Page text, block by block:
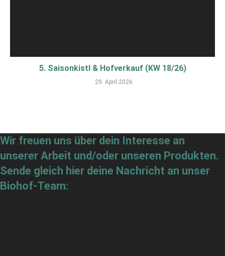
5. Saisonkistl & Hofverkauf (KW 18/26)
29. April 2026
Wir freuen uns über dein Interesse an
unserer Arbeit und/oder unseren Produkten.
Sende gleich hier deine Nachricht an unser
Biohof-Team: